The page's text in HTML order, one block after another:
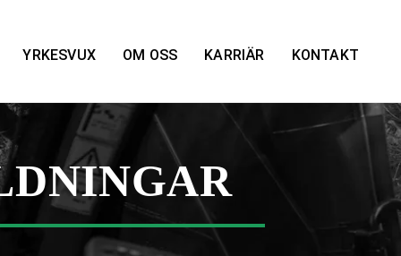
YRKESVUX OM OSS KARRIÄR KONTAKT